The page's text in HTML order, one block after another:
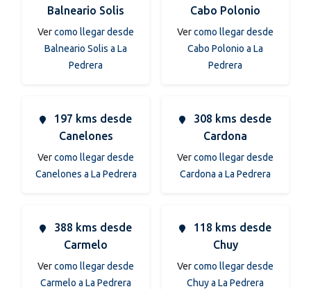
Balneario Solis
Vercomo llegar desde
Balneario Solis a La
Pedrera
Cabo Polonio
Vercomo llegar desde
Cabo Polonio a La
Pedrera
197 kms desde
Canelones
Vercomo llegar desde
Canelones a La Pedrera
308 kms desde
Cardona
Vercomo llegar desde
Cardona a La Pedrera
388 kms desde
Carmelo
Vercomo llegar desde
Carmelo a La Pedrera
118 kms desde
Chuy
Vercomo llegar desde
Chuy a La Pedrera